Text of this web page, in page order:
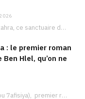
Le palais d’Ennejma Ezzahra, ce sanctuaire de la musique tunisienne et méditerranéenne construit par le…
: le premier roman
Hlel, qu’on ne
Le cave de Hafisa (9abou 7afisiya), premier roman du journaliste tunisien Mohamed Amine Ben Hlel,…